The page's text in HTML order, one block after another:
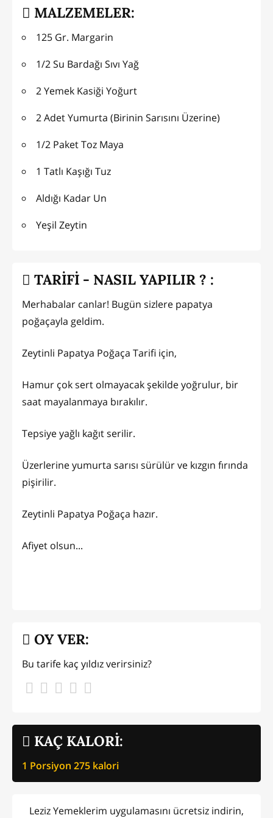
MALZEMELER:
125 Gr. Margarin
1/2 Su Bardağı Sıvı Yağ
2 Yemek Kasiği Yoğurt
2 Adet Yumurta (Birinin Sarısını Üzerine)
1/2 Paket Toz Maya
1 Tatlı Kaşığı Tuz
Aldığı Kadar Un
Yeşil Zeytin
TARİFİ - NASIL YAPILIR ? :
Merhabalar canlar! Bugün sizlere papatya
poğaçayla geldim.
Zeytinli Papatya Poğaça Tarifi için,
Hamur çok sert olmayacak şekilde yoğrulur, bir
saat mayalanmaya bırakılır.
Tepsiye yağlı kağıt serilir.
Üzerlerine yumurta sarısı sürülür ve kızgın fırında
pişirilir.
Zeytinli Papatya Poğaça hazır.
Afiyet olsun...
KAÇ KALORİ:
1 Porsiyon 275 kalori
OY VER:
Bu tarife kaç yıldız verirsiniz?
Leziz Yemeklerim uygulamasını ücretsiz indirin,